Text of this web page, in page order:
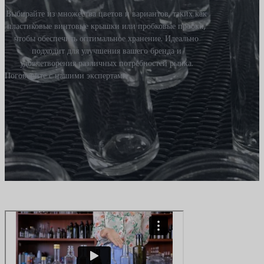
Выбирайте из множества цветов и вариантов, таких как
пластиковые винтовые крышки или пробковые пробки,
чтобы обеспечить оптимальное хранение. Идеально
подходит для улучшения вашего бренда и
удовлетворения различных потребностей рынка.
Поговорите с нашими экспертами